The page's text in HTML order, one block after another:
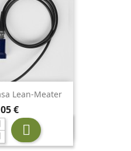
Lean-Meater
€
